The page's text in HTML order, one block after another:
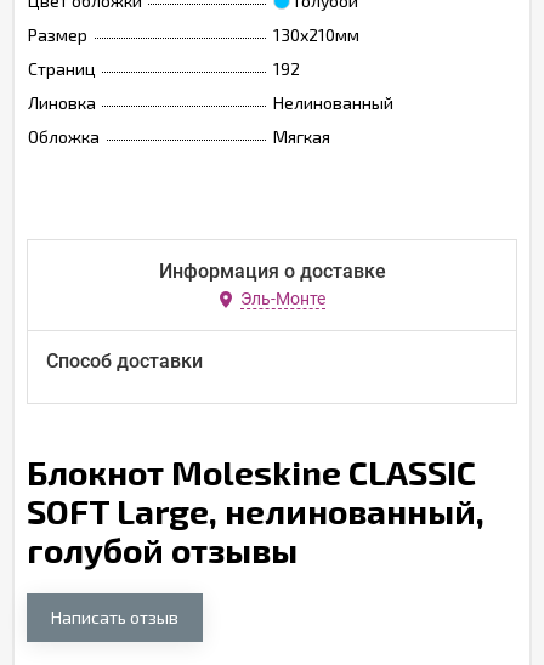
Размер
130х210мм
Страниц
192
Линовка
Нелинованный
Обложка
Мягкая
Информация о доставке
Эль-Монте
Способ доставки
Блокнот Moleskine CLASSIC
SOFT Large, нелинованный,
голубой отзывы
Написать отзыв